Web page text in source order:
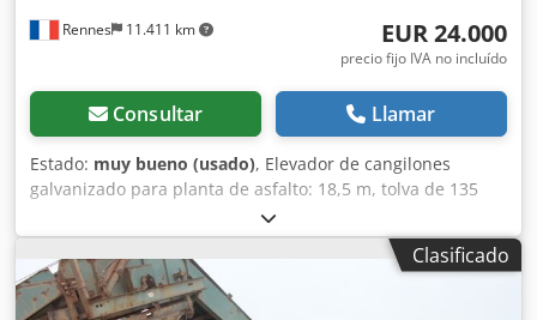
Rennes 11.411 km EUR 24.000
precio fijo IVA no incluído
Consultar Llamar
Estado: muy bueno (usado), Elevador de cangilones
galvanizado para planta de asfalto: 18,5 m, tolva de 135
cm, capacidad de 150 a 200 toneladas/hora Djdpfx Asy
Diyhoiveck
Clasificado